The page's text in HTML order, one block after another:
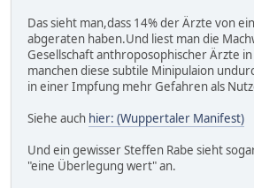
Das sieht man,dass 14% der Ärzte von
abgeraten haben.Und liest man die
Gesellschaft anthroposophischer Ärzte
manchen diese subtile Minipulaion
in einer Impfung mehr Gefahren als
Siehe auch hier: (Wuppertaler Manifest)
Und ein gewisser Steffen Rabe sieht
"eine Überlegung wert" an.